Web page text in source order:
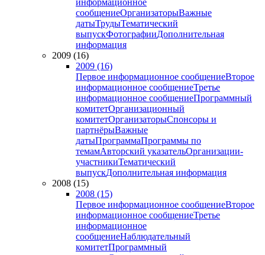
информационное
сообщениеОрганизаторыВажные
датыТрудыТематический
выпускФотографииДополнительная
информация
2009 (16)
2009 (16)
Первое информационное сообщениеВторое
информационное сообщениеТретье
информационное сообщениеПрограммный
комитетОрганизационный
комитетОрганизаторыСпонсоры и
партнёрыВажные
датыПрограммаПрограммы по
темамАвторский указательОрганизации-
участникиТематический
выпускДополнительная информация
2008 (15)
2008 (15)
Первое информационное сообщениеВторое
информационное сообщениеТретье
информационное
сообщениеНаблюдательный
комитетПрограммный